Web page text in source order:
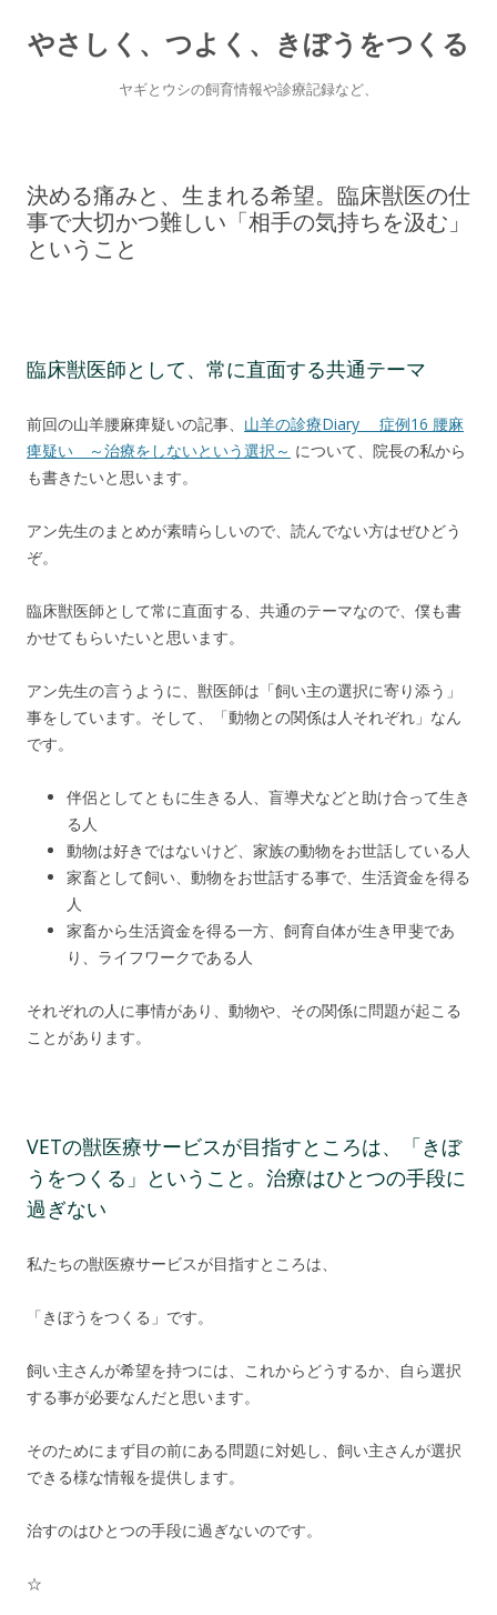
やさしく、つよく、きぼうをつくる
ヤギとウシの飼育情報や診療記録など、
決める痛みと、生まれる希望。臨床獣医の仕
事で大切かつ難しい「相手の気持ちを汲む」
ということ
臨床獣医師として、常に直面する共通テーマ
前回の山羊腰麻痺疑いの記事、 山羊の診療Diary 症例16 腰麻
痺疑い ～治療をしないという選択～ について、院長の私から
も書きたいと思います。
アン先生のまとめが素晴らしいので、読んでない方はぜひどう
ぞ。
臨床獣医師として常に直面する、共通のテーマなので、僕も書
かせてもらいたいと思います。
アン先生の言うように、獣医師は「飼い主の選択に寄り添う」
事をしています。そして、「動物との関係は人それぞれ」なん
です。
伴侶としてともに生きる人、盲導犬などと助け合って生き
る人
動物は好きではないけど、家族の動物をお世話している人
家畜として飼い、動物をお世話する事で、生活資金を得る
人
家畜から生活資金を得る一方、飼育自体が生き甲斐であ
り、ライフワークである人
それぞれの人に事情があり、動物や、その関係に問題が起こる
ことがあります。
VETの獣医療サービスが目指すところは、「きぼ
うをつくる」ということ。治療はひとつの手段に
過ぎない
私たちの獣医療サービスが目指すところは、
「きぼうをつくる」です。
飼い主さんが希望を持つには、これからどうするか、自ら選択
する事が必要なんだと思います。
そのためにまず目の前にある問題に対処し、飼い主さんが選択
できる様な情報を提供します。
治すのはひとつの手段に過ぎないのです。
☆